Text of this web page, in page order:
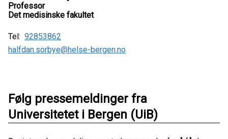
Professor
Det medisinske fakultet
Tel: 92853862
halfdan.sorbye@helse-bergen.no
Følg pressemeldinger fra
Universitetet i Bergen (UiB)